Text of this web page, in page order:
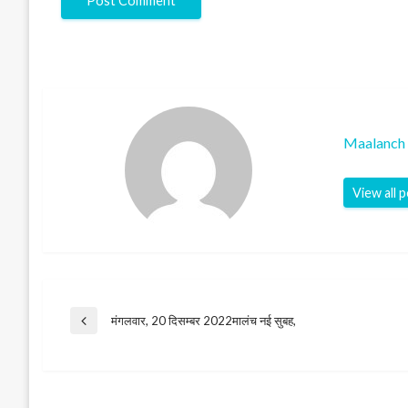
View all
Post
Previous
मंगलवार, 20 दिसम्बर 2022मालंच नई सुबह,